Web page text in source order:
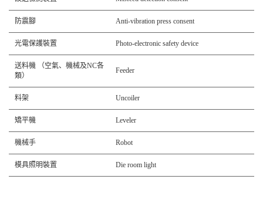
防震腳 Anti-vibration press consent
光電保護裝置 Photo-electronic safety device
送料機 （空氣、機械及NC各
類）
Feeder
料架 Uncoiler
矯平機 Leveler
機械手 Robot
模具照明裝置 Die room light